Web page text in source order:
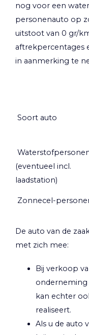
nog voor een
personenauto op
uitstoot van 0 gr/
aftrekpercentages
in aanmerking te
Soort auto
(eventueel incl.
laadstation)
Zonnecel-
De auto van de
met zich mee:
Bij verkoop
onderneming
kan echter
realiseert.
Als u de auto